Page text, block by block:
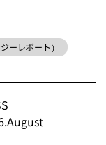
ーレポート）